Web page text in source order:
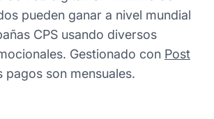
pueden ganar a nivel mundial
CPS usando diversos
Gestionado con Post
pagos son mensuales.